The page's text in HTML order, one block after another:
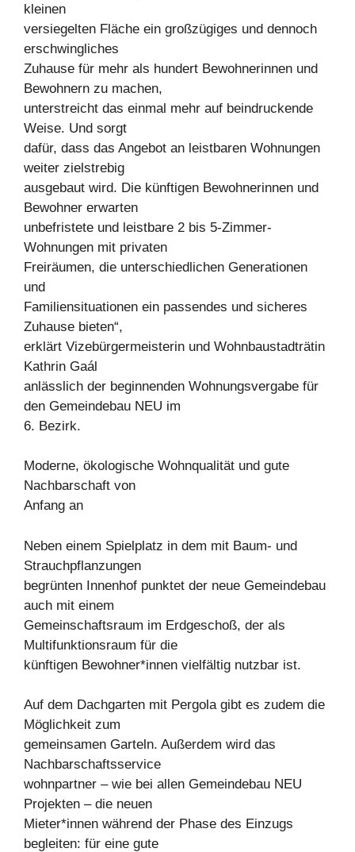
kleinen
versiegelten Fläche ein großzügiges und dennoch
erschwingliches
Zuhause für mehr als hundert Bewohnerinnen und
Bewohnern zu machen,
unterstreicht das einmal mehr auf beindruckende
Weise. Und sorgt
dafür, dass das Angebot an leistbaren Wohnungen
weiter zielstrebig
ausgebaut wird. Die künftigen Bewohnerinnen und
Bewohner erwarten
unbefristete und leistbare 2 bis 5-Zimmer-
Wohnungen mit privaten
Freiräumen, die unterschiedlichen Generationen
und
Familiensituationen ein passendes und sicheres
Zuhause bieten“,
erklärt Vizebürgermeisterin und Wohnbaustadträtin
Kathrin Gaál
anlässlich der beginnenden Wohnungsvergabe für
den Gemeindebau NEU im
6. Bezirk.
Moderne, ökologische Wohnqualität und gute
Nachbarschaft von
Anfang an
Neben einem Spielplatz in dem mit Baum- und
Strauchpflanzungen
begrünten Innenhof punktet der neue Gemeindebau
auch mit einem
Gemeinschaftsraum im Erdgeschoß, der als
Multifunktionsraum für die
künftigen Bewohner*innen vielfältig nutzbar ist.
Auf dem Dachgarten mit Pergola gibt es zudem die
Möglichkeit zum
gemeinsamen Garteln. Außerdem wird das
Nachbarschaftsservice
wohnpartner – wie bei allen Gemeindebau NEU
Projekten – die neuen
Mieter*innen während der Phase des Einzugs
begleiten: für eine gute